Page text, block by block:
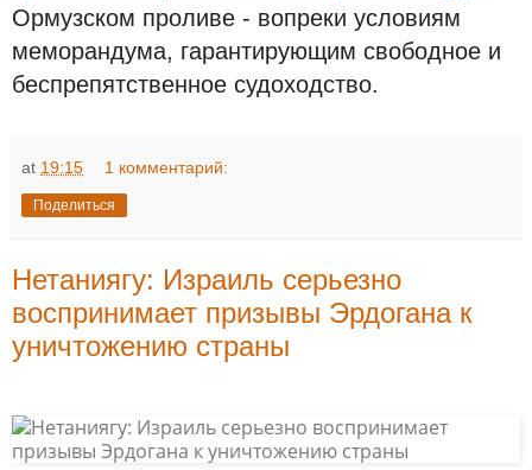
Ормузском проливе - вопреки условиям
меморандума, гарантирующим свободное и
беспрепятственное судоходство.
at 19:15 1 комментарий:
Поделиться
Нетаниягу: Израиль серьезно
воспринимает призывы Эрдогана к
уничтожению страны